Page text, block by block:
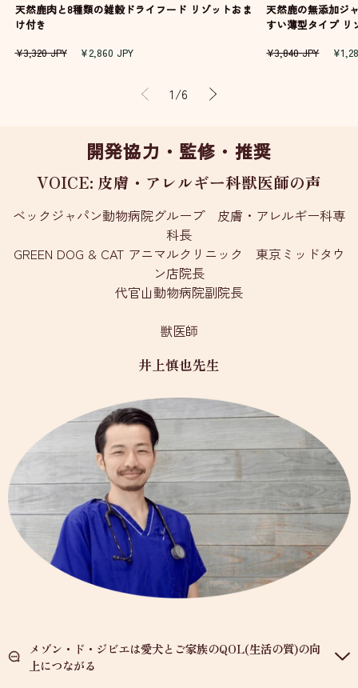
天然鹿肉と8種類の雑穀ドライフード リゾットおま
け付き
通
¥3,320 JPY
セ
¥2,860 JPY
天然鹿の無添加ジ
すい薄型タイプ
通
¥3,840 JPY
セ
1/の
6
開発協力・監修・推奨
VOICE: 皮膚・アレルギー科獣医師の声
ベックジャパン動物病院グループ 皮膚・アレルギー科専
科長
GREEN DOG & CAT アニマルクリニック 東京ミッドタウ
ン店院長
代官山動物病院副院長
獣医師
井上慎也先生
メゾン・ド・ジビエは愛犬とご家族のQOL(生活の質)の向
上につながる